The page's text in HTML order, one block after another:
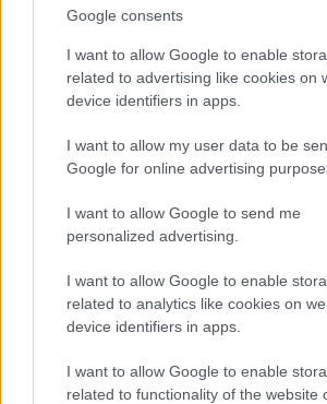
Google consents
I want to allow Google to enable
related to advertising like cookies on
device identifiers in apps.
I want to allow my user data to be
Google for online advertising
I want to allow Google to send me
personalized advertising.
I want to allow Google to enable
related to analytics like cookies on
device identifiers in apps.
I want to allow Google to enable
related to functionality of the website